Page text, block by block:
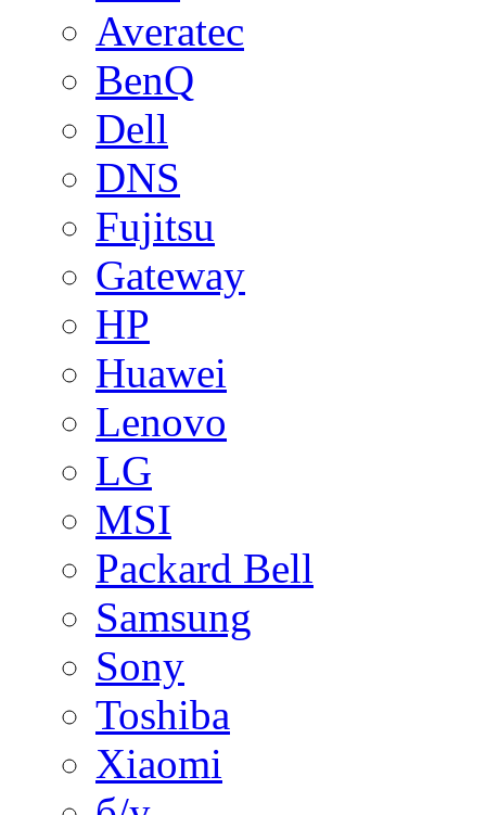
Averatec
BenQ
Dell
DNS
Fujitsu
Gateway
HP
Huawei
Lenovo
LG
MSI
Packard Bell
Samsung
Sony
Toshiba
Xiaomi